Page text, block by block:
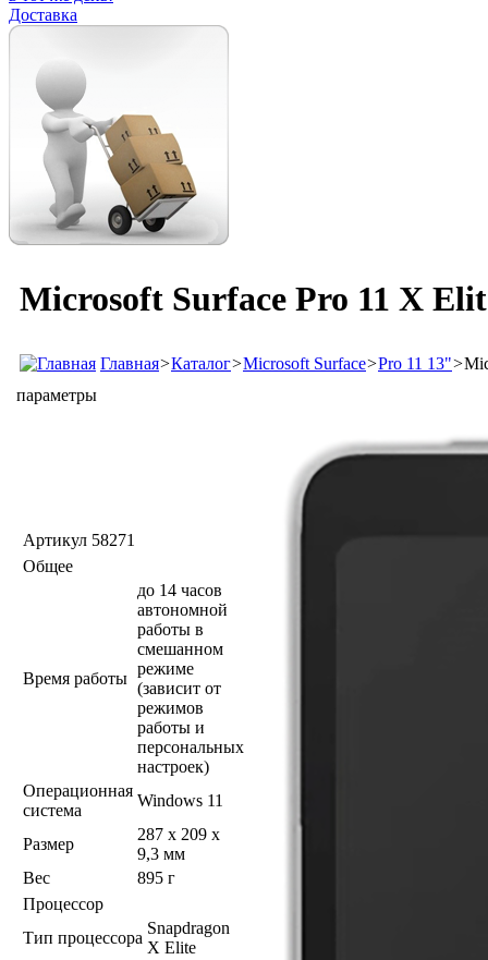
Доставка
Microsoft Surface Pro 11 X
Главная>Каталог>Microsoft Surface>Pro 11 13">
параметры
Артикул 58271
Общее
Время работы
до 14 часов
автономной
работы в
смешанном
режиме
(зависит от
режимов
работы и
персональных
настроек)
Операционная
система
Windows 11
Размер
287 x 209 x
9,3 мм
Вес
895 г
Процессор
Тип процессора
Snapdragon
X Elite